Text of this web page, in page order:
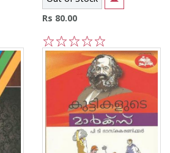
Rs 80.00
5
4
3
2
1